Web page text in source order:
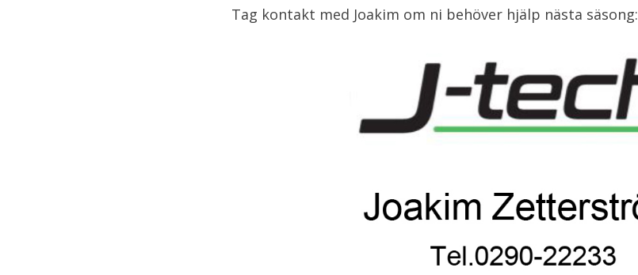
Tag kontakt med Joakim om ni behöver hjälp nästa säsong: